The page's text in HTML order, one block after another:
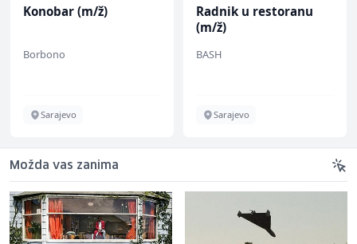
Konobar (m/ž)
Borbono
Sarajevo
Radnik u restoranu
(m/ž)
BASH
Sarajevo
Možda vas zanima